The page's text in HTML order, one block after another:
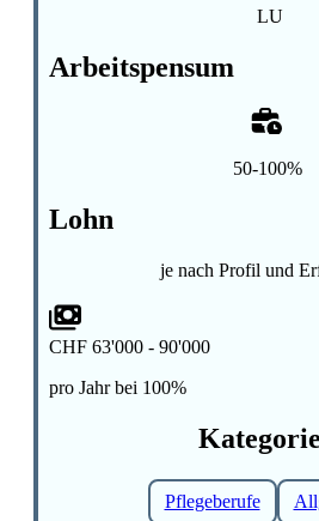
LU
Arbeitspensum
50-100%
Lohn
je nach Profil und
CHF 63'000 - 90'000
pro Jahr bei 100%
Pflegeberufe